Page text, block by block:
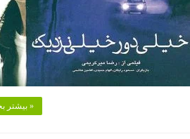
بیشتر بخوانید »